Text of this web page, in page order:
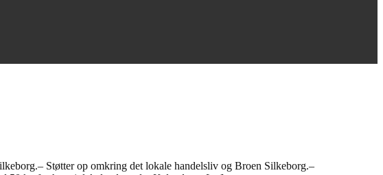
Støtter op omkring det lokale handelsliv og Broen Silkeborg.–